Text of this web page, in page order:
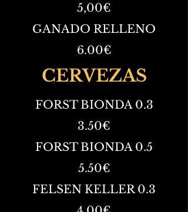
5,00€
GANADO RELLENO
6.00€
CERVEZAS
FORST BIONDA 0.3
3.50€
FORST BIONDA 0.5
5.50€
FELSEN KELLER 0.3